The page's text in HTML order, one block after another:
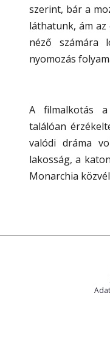
szerint, bár a
láthatunk, ám az
néző számára
nyomozás
A filmalkotás a
találóan
valódi dráma
lakosság, a
Monarchia